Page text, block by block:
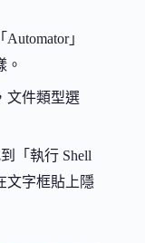
」
。
文件類型選
「執行 Shell
文字框貼上隱